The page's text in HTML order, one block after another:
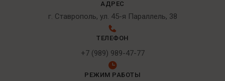
АДРЕС
г. Ставрополь, ул. 45-я Параллель, 38
ТЕЛЕФОН
+7 (989) 989-47-77
РЕЖИМ РАБОТЫ